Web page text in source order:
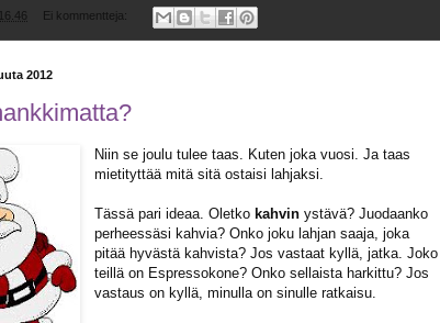
16.46 Ei kommentteja:
2012
Niin se joulu tulee taas. Kuten joka vuosi. Ja taas
mietityttää mitä sitä ostaisi lahjaksi.
Tässä pari ideaa. Oletko kahvin ystävä? Juodaanko
perheessäsi kahvia? Onko joku lahjan saaja, joka
pitää hyvästä kahvista? Jos vastaat kyllä, jatka. Joko
teillä on Espressokone? Onko sellaista harkittu? Jos
vastaus on kyllä, minulla on sinulle ratkaisu.